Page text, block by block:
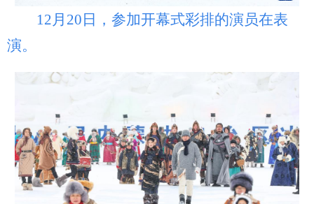
12月20日，参加开幕式彩排的演员在表
演。